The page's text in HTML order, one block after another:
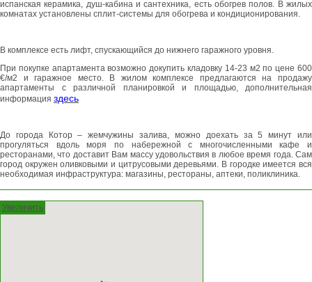
испанская керамика, душ-кабина и сантехника, есть обогрев полов. В жилых
комнатах установлены сплит-системы для обогрева и кондиционирования.
В комплексе есть лифт, спускающийся до нижнего гаражного уровня.
При покупке апартамента возможно докупить кладовку 14-23 м2 по цене 600
€/м2 и гаражное место. В жилом комплексе предлагаются на продажу
апартаменты с различной планировкой и площадью, дополнительная
информация здесь
До города Котор – жемчужины залива, можно доехать за 5 минут или
прогуляться вдоль моря по набережной с многочисленными кафе и
ресторанами, что доставит Вам массу удовольствия в любое время года. Сам
город окружен оливковыми и цитрусовыми деревьями. В городке имеется вся
необходимая инфраструктура: магазины, рестораны, аптеки, поликлиника.
Увеличить